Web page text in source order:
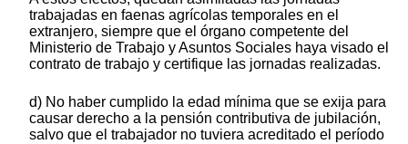
trabajadas en faenas agrícolas temporales en el
extranjero, siempre que el órgano competente del
Ministerio de Trabajo y Asuntos Sociales haya visado el
contrato de trabajo y certifique las jornadas realizadas.
d) No haber cumplido la edad mínima que se exija para
causar derecho a la pensión contributiva de jubilación,
salvo que el trabajador no tuviera acreditado el período